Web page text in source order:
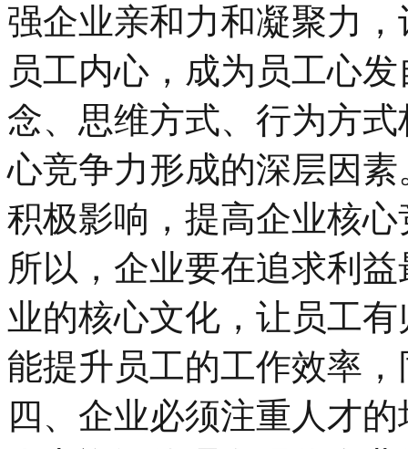
强企业亲和力和凝聚力
员工内心，成为员工心
念、思维方式、行为方
心竞争力形成的深层因
积极影响，提高企业核
所以，企业要在追求利
业的核心文化，让员工
能提升员工的工作效率
四、企业必须注重人才